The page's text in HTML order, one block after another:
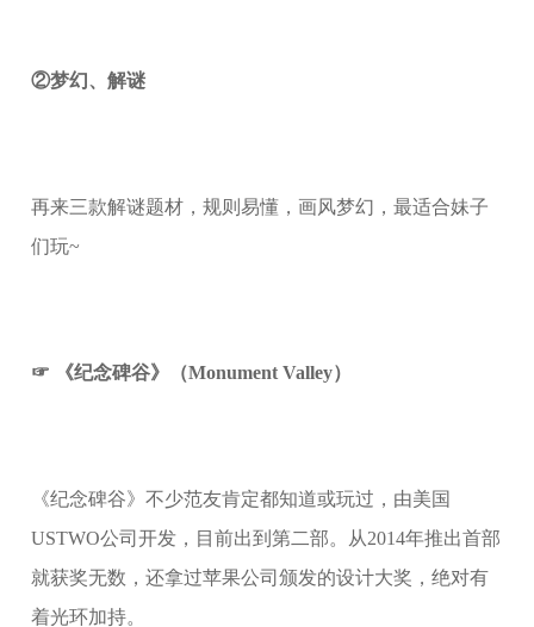
②梦幻、解谜
再来三款解谜题材，规则易懂，画风梦幻，最适合妹子
们玩~
☞ 《纪念碑谷》（Monument Valley）
《纪念碑谷》不少范友肯定都知道或玩过，由美国
USTWO公司开发，目前出到第二部。从2014年推出首部
就获奖无数，还拿过苹果公司颁发的设计大奖，绝对有
着光环加持。